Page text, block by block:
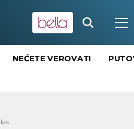
NEĆETE VEROVATI